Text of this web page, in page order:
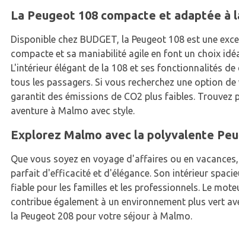
La Peugeot 108 compacte et adaptée à
Disponible chez BUDGET, la Peugeot 108 est une
compacte et sa maniabilité agile en font un choix
L'intérieur élégant de la 108 et ses fonctionnalités
tous les passagers. Si vous recherchez une option
garantit des émissions de CO2 plus faibles.
aventure à Malmo avec style.
Explorez Malmo avec la polyvalente
Que vous soyez en voyage d'affaires ou en
parfait d'efficacité et d'élégance. Son intérieur
fiable pour les familles et les professionnels. Le
contribue également à un environnement plus vert
la Peugeot 208 pour votre séjour à Malmo.